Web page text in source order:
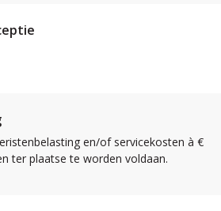
en/of servicekosten à €
ter plaatse te worden voldaan.